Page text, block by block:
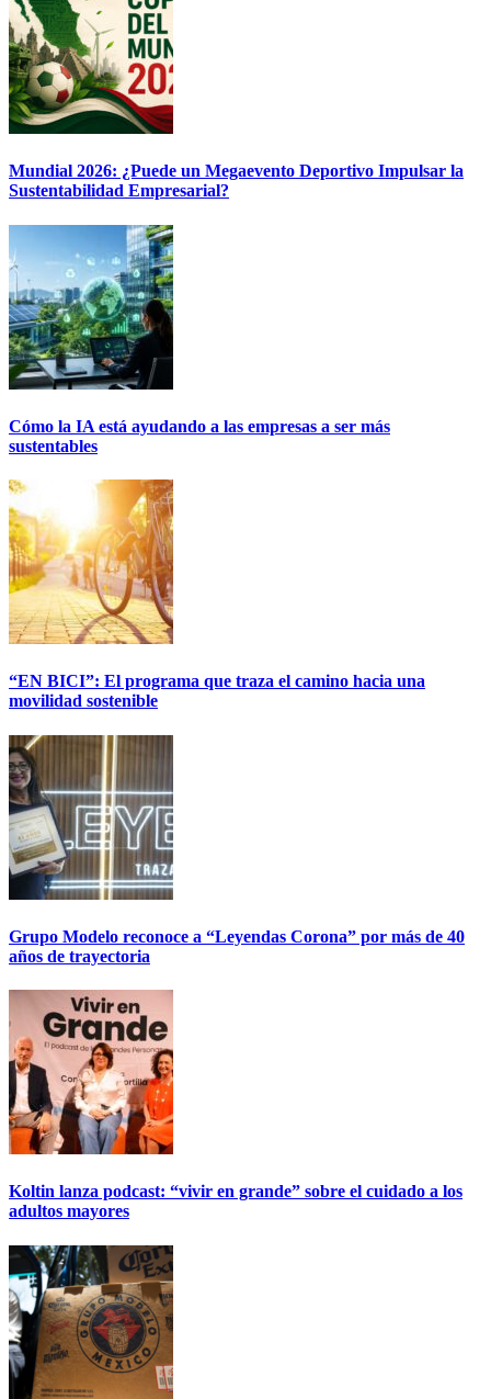
Mundial 2026: ¿Puede un Megaevento Deportivo Impulsar la
Sustentabilidad Empresarial?
Cómo la IA está ayudando a las empresas a ser más
sustentables
“EN BICI”: El programa que traza el camino hacia una
movilidad sostenible
Grupo Modelo reconoce a “Leyendas Corona” por más de 40
años de trayectoria
Koltin lanza podcast: “vivir en grande” sobre el cuidado a los
adultos mayores